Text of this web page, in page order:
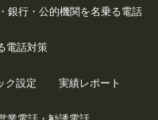
銀行・公的機関を名乗る電話
電話対策
ク設定 実績レポート